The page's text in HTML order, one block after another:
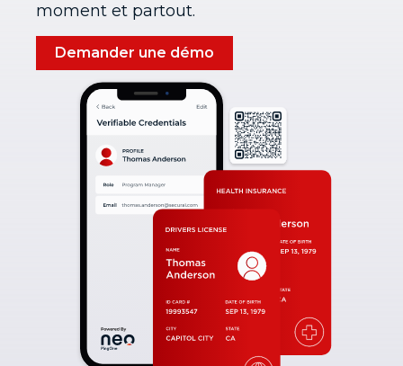
moment et partout.
Demander une démo